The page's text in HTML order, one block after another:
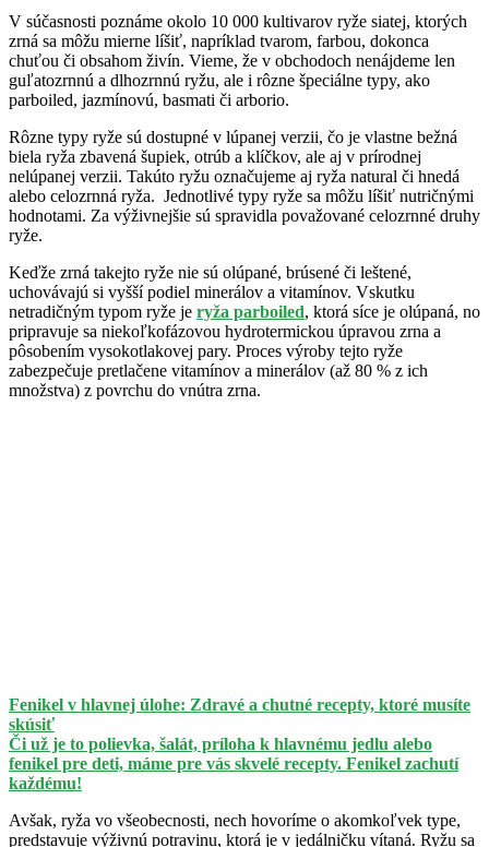
V súčasnosti poznáme okolo 10 000 kultivarov ryže siatej, ktorých
zrná sa môžu mierne líšiť, napríklad tvarom, farbou, dokonca
chuťou či obsahom živín. Vieme, že v obchodoch nenájdeme len
guľatozrnnú a dlhozrnnú ryžu, ale i rôzne špeciálne typy, ako
parboiled, jazmínovú, basmati či arborio.
Rôzne typy ryže sú dostupné v lúpanej verzii, čo je vlastne bežná
biela ryža zbavená šupiek, otrúb a klíčkov, ale aj v prírodnej
nelúpanej verzii. Takúto ryžu označujeme aj ryža natural či hnedá
alebo celozrnná ryža. Jednotlivé typy ryže sa môžu líšiť nutričnými
hodnotami. Za výživnejšie sú spravidla považované celozrnné druhy
ryže.
Keďže zrná takejto ryže nie sú olúpané, brúsené či leštené,
uchovávajú si vyšší podiel minerálov a vitamínov. Vskutku
netradičným typom ryže je ryža parboiled, ktorá síce je olúpaná, no
pripravuje sa niekoľkofázovou hydrotermickou úpravou zrna a
pôsobením vysokotlakovej pary. Proces výroby tejto ryže
zabezpečuje pretlačene vitamínov a minerálov (až 80 % z ich
množstva) z povrchu do vnútra zrna.
Fenikel v hlavnej úlohe: Zdravé a chutné recepty, ktoré musíte
skúsiť
Či už je to polievka, šalát, príloha k hlavnému jedlu alebo
fenikel pre deti, máme pre vás skvelé recepty. Fenikel zachutí
každému!
Avšak, ryža vo všeobecnosti, nech hovoríme o akomkoľvek type,
predstavuje výživnú potravinu, ktorá je v jedálničku vítaná. Ryžu sa